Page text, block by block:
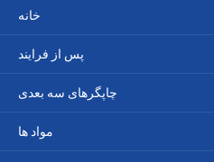
خانه
پس از فرایند
چاپگرهای سه بعدی
مواد ها